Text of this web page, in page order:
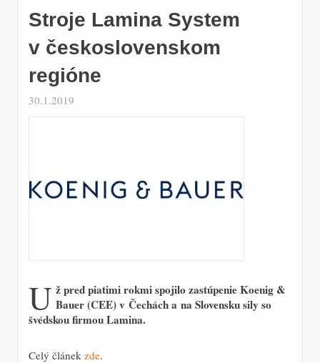
Stroje Lamina System
v československom
regióne
30.1.2019
U ž pred piatimi rokmi spojilo zastúpenie Koenig &
Bauer (CEE) v Čechách a na Slovensku sily so
švédskou firmou Lamina.
Celý článek zde.